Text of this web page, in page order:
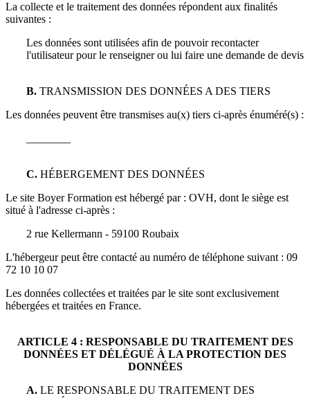
La collecte et le traitement des données répondent aux finalités
suivantes :
Les données sont utilisées afin de pouvoir recontacter
l'utilisateur pour le renseigner ou lui faire une demande de devis
B. TRANSMISSION DES DONNÉES A DES TIERS
Les données peuvent être transmises au(x) tiers ci-après énuméré(s) :
C. HÉBERGEMENT DES DONNÉES
Le site Boyer Formation est hébergé par : OVH, dont le siège est
situé à l'adresse ci-après :
2 rue Kellermann - 59100 Roubaix
L'hébergeur peut être contacté au numéro de téléphone suivant : 09
72 10 10 07
Les données collectées et traitées par le site sont exclusivement
hébergées et traitées en France.
ARTICLE 4 : RESPONSABLE DU TRAITEMENT DES
DONNÉES ET DÉLÉGUÉ À LA PROTECTION DES
DONNÉES
A. LE RESPONSABLE DU TRAITEMENT DES